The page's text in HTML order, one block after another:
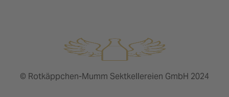
© Rotkäppchen-Mumm Sektkellereien GmbH 2024